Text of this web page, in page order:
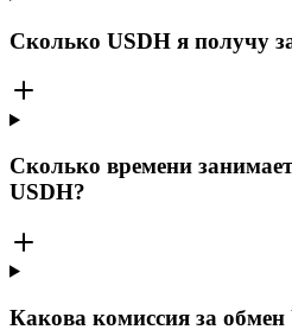
Сколько USDH я получу
Сколько времени
USDH?
Какова комиссия за